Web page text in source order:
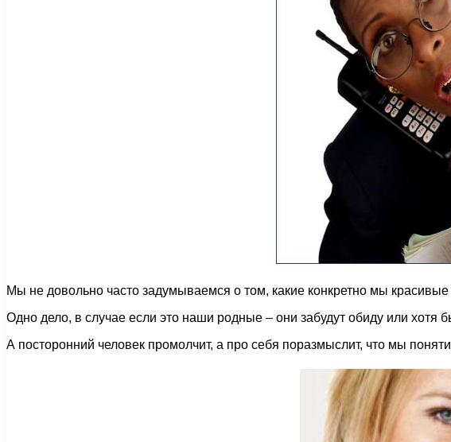
Мы не довольно часто задумываемся о том, какие конкретно мы
Одно дело, в случае если это наши родные – они забудут обиду или хотя
А посторонний человек промолчит, а про себя поразмыслит, что мы